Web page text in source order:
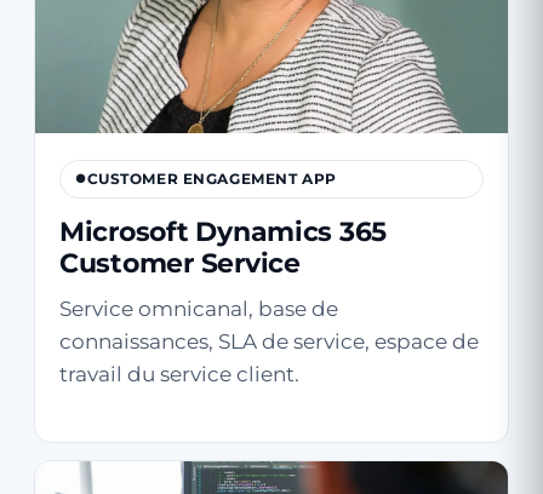
CUSTOMER ENGAGEMENT APP
Microsoft Dynamics 365
Customer Service
Service omnicanal, base de
connaissances, SLA de service, espace de
travail du service client.